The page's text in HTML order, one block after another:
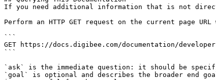
If you need additional information that is not
Perform an HTTP GET request on the current page
```
GET https://docs.digibee.com/documentation/
```
`ask` is the immediate question: it should be
`goal` is optional and describes the broader end